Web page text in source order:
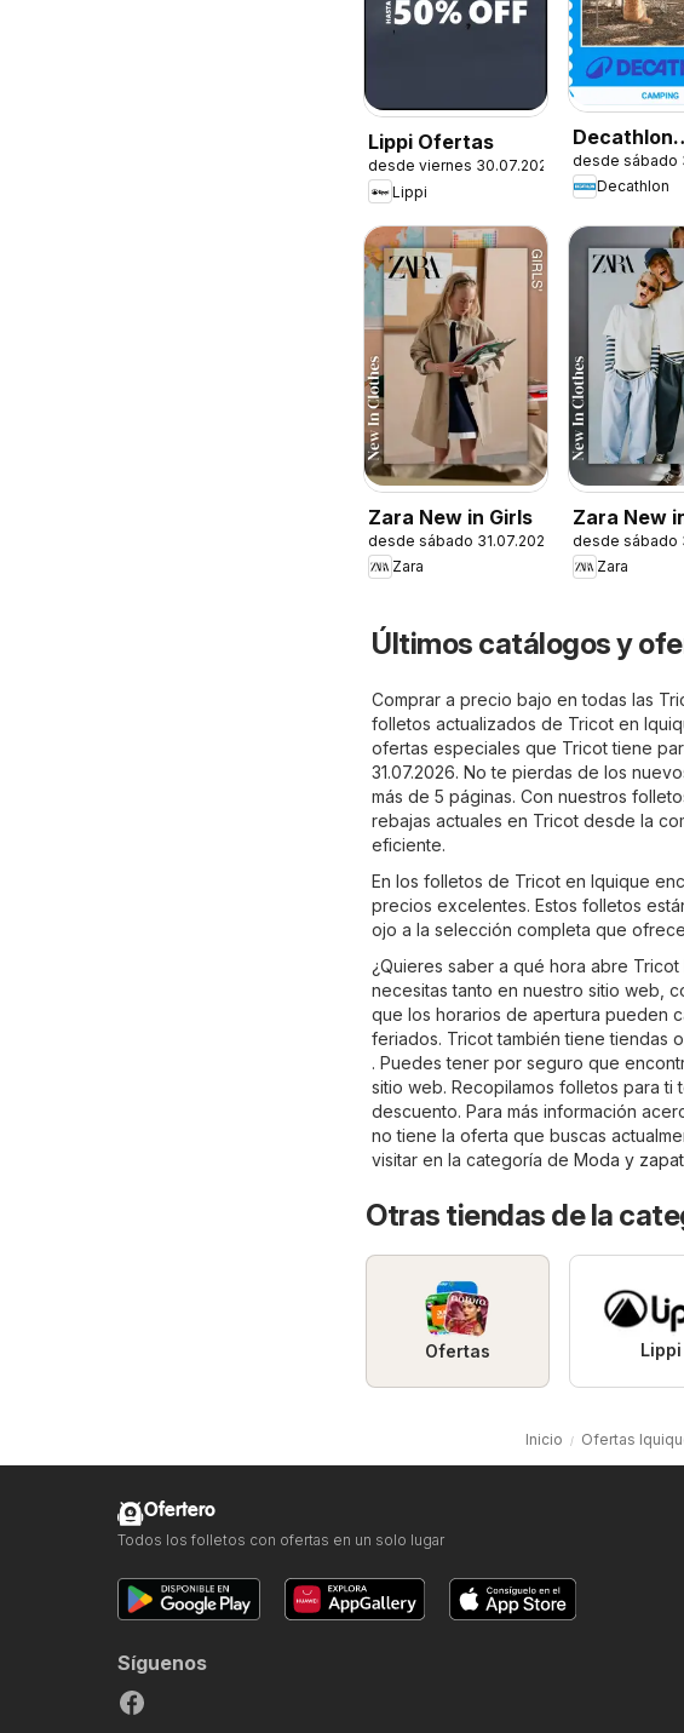
Lippi Ofertas
desde viernes 30.07.2026
Lippi
Decathlon
Ofertas
desde sábado
Decathlon
Zara New in Girls
desde sábado 31.07.2026
Zara
Zara New
desde sábado
Zara
Últimos catálogos y
Comprar a precio bajo en todas las
folletos actualizados de Tricot en
ofertas especiales que Tricot tiene
31.07.2026. No te pierdas de los
más de 5 páginas. Con nuestros
rebajas actuales en Tricot desde la
eficiente.
En los folletos de Tricot en Iquique
precios excelentes. Estos folletos
ojo a la selección completa que
¿Quieres saber a qué hora abre
necesitas tanto en nuestro sitio web,
que los horarios de apertura pueden
feriados. Tricot también tiene tiendas
. Puedes tener por seguro que
sitio web. Recopilamos folletos para
descuento. Para más información
no tiene la oferta que buscas
visitar en la categoría de Moda y
Otras tiendas de la
Ofertas Lippi
Inicio Ofertas
Ofertero
Todos los folletos con ofertas en un solo lugar
Síguenos